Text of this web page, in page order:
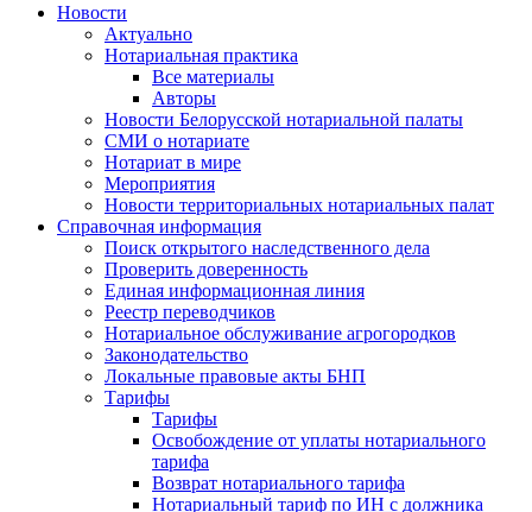
Новости
Актуально
Нотариальная практика
Все материалы
Авторы
Новости Белорусской нотариальной палаты
СМИ о нотариате
Нотариат в мире
Мероприятия
Новости территориальных нотариальных палат
Справочная информация
Поиск открытого наследственного дела
Проверить доверенность
Единая информационная линия
Реестр переводчиков
Нотариальное обслуживание агрогородков
Законодательство
Локальные правовые акты БНП
Тарифы
Тарифы
Освобождение от уплаты нотариального
тарифа
Возврат нотариального тарифа
Нотариальный тариф по ИН с должника